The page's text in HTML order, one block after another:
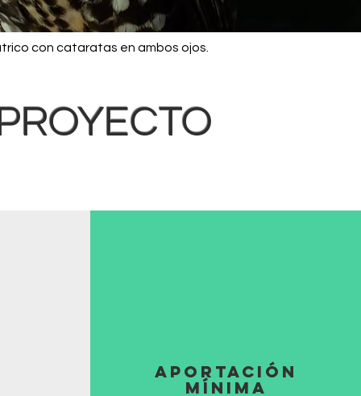
con cataratas en ambos ojos.
APORTACIÓN
MÍNIMA